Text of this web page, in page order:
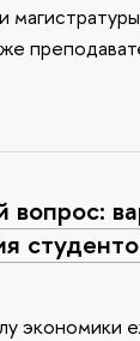
экономики